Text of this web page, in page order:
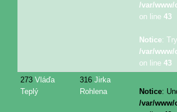
/var/
on line 43
Notice:
/var/
on line 43
273 Vláďa
Teplý
316 Jirka
Rohlena
Notice:
/var/